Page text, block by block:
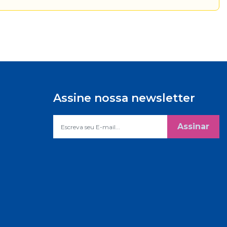
Assine nossa newsletter
Assinar